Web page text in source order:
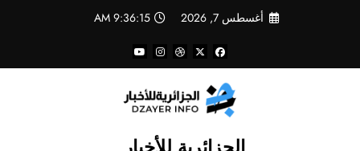
أغسطس 7, 2026 9:36:16 AM